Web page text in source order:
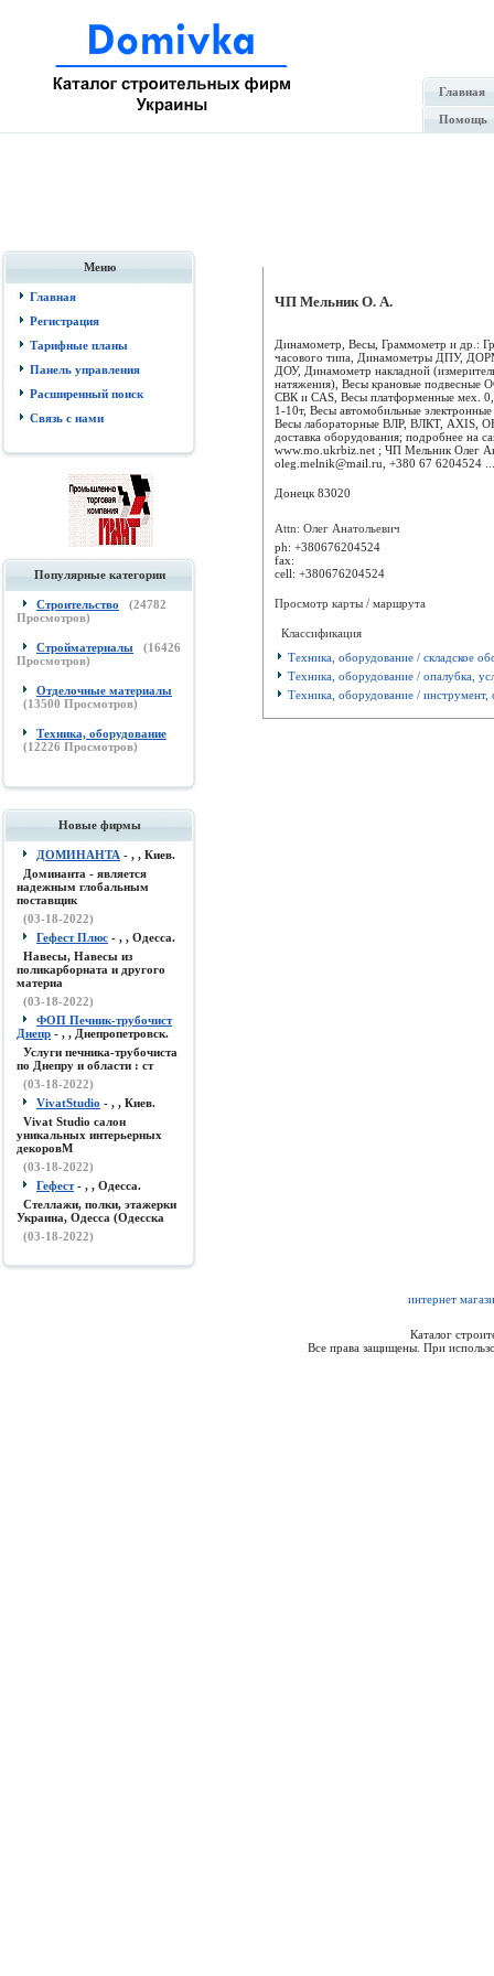
Главная
Помощь
Меню
Главная
Регистрация
Тарифные планы
Панель управления
Расширенный поиск
Связь с нами
Популярные категории
Строительство (24782
Просмотров)
Стройматериалы (16426
Просмотров)
Отделочные материалы
(13500 Просмотров)
Техника, оборудование
(12226 Просмотров)
Новые фирмы
ДОМИНАНТА - , , Киев.
Доминанта - является
надежным глобальным
поставщик
(03-18-2022)
Гефест Плюс - , , Одесса.
Навесы, Навесы из
поликарборната и другого
материа
(03-18-2022)
ФОП Печник-трубочист
Днепр - , , Днепропетровск.
Услуги печника-трубочиста
по Днепру и области : ст
(03-18-2022)
VivatStudio - , , Киев.
Vivat Studio салон
уникальных интерьерных
декоровМ
(03-18-2022)
Гефест- , , Одесса.
Стеллажи, полки, этажерки
Украина, Одесса (Одесска
(03-18-2022)
ЧП Мельник О. А.
Динамометр, Весы, Граммометр и др.:
часового типа, Динамометры ДПУ,
ДОУ, Динамометр накладной
натяжения), Весы крановые подвесные
СВК и CAS, Весы платформенные мех.
1-10т, Весы автомобильные
Весы лабораторные ВЛР, ВЛКТ, AXIS,
доставка оборудования; подробнее на
www.mo.ukrbiz.net ; ЧП Мельник Олег
oleg.melnik@mail.ru , +380 67 6204524 ...
Донецк 83020
Attn: Олег Анатольевич
ph: +380676204524
fax:
cell: +380676204524
Просмотр карты / маршрута
Классификация
Техника, оборудование / складское
Техника, оборудование / опалубка,
Техника, оборудование / инструмент,
интернет
Каталог
Все права защищены. При